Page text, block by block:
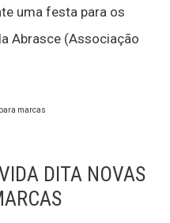
uma festa para os
Abrasce (Associação
DITA NOVAS